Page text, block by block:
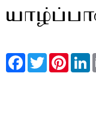
FacebookTwitter